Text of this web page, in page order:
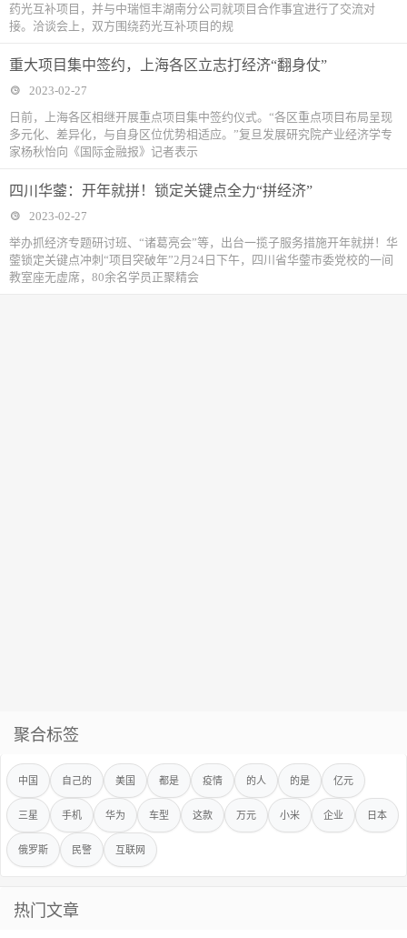
药光互补项目，并与中瑞恒丰湖南分公司就项目合作事宜进行了交流对
接。洽谈会上，双方围绕药光互补项目的规
重大项目集中签约，上海各区立志打经济“翻身仗”
2023-02-27
日前，上海各区相继开展重点项目集中签约仪式。“各区重点项目布局呈现
多元化、差异化，与自身区位优势相适应。”复旦发展研究院产业经济学专
家杨秋怡向《国际金融报》记者表示
四川华蓥：开年就拼！锁定关键点全力“拼经济”
2023-02-27
举办抓经济专题研讨班、“诸葛亮会”等，出台一揽子服务措施开年就拼！华
蓥锁定关键点冲刺“项目突破年”2月24日下午，四川省华蓥市委党校的一间
教室座无虚席，80余名学员正聚精会
聚合标签
中国 自己的 美国 都是 疫情 的人 的是 亿元
三星 手机 华为 车型 这款 万元 小米 企业 日本
俄罗斯 民警 互联网
热门文章